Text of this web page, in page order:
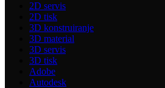
2D servis
2D tisk
3D konstruiranje
3D material
3D servis
3D tisk
Adobe
Autodesk